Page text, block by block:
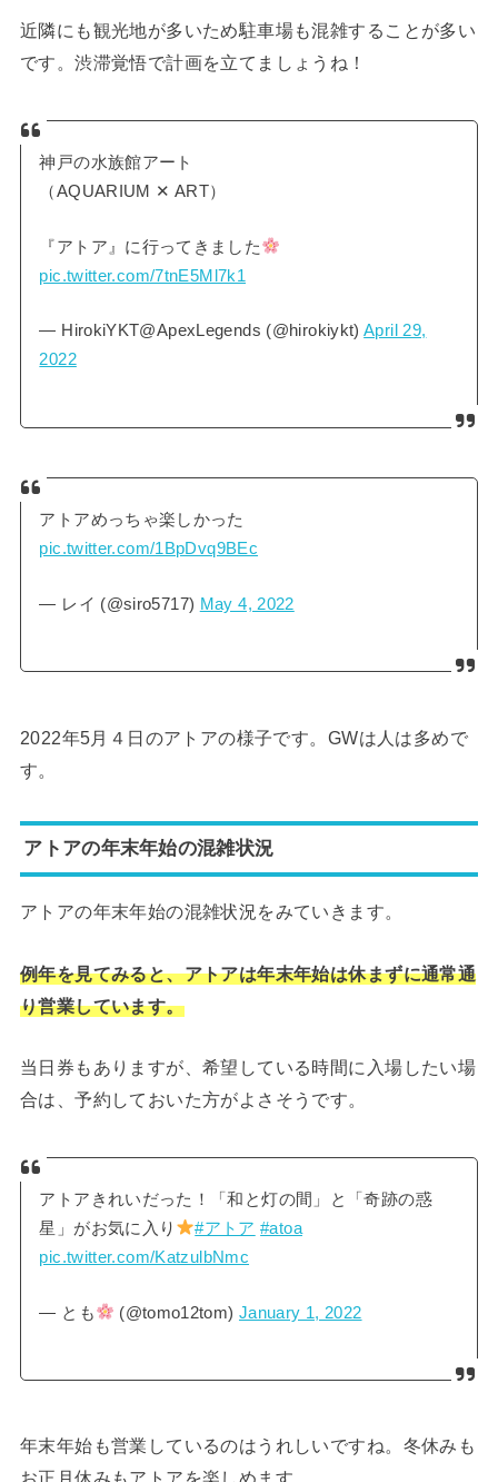
近隣にも観光地が多いため駐車場も混雑することが多い
です。渋滞覚悟で計画を立てましょうね！
神戸の水族館アート
（AQUARIUM ✕ ART）
『アトア』に行ってきました
pic.twitter.com/7tnE5Ml7k1
— HirokiYKT@ApexLegends (@hirokiykt)April 29,
2022
アトアめっちゃ楽しかった
pic.twitter.com/1BpDvq9BEc
— レイ (@siro5717) May 4, 2022
2022年5月４日のアトアの様子です。GWは人は多めで
す。
アトアの年末年始の混雑状況
アトアの年末年始の混雑状況をみていきます。
例年を見てみると、アトアは年末年始は休まずに通常通
り営業しています。
当日券もありますが、希望している時間に入場したい場
合は、予約しておいた方がよさそうです。
アトアきれいだった！「和と灯の間」と「奇跡の惑
星」がお気に入り
#アトア #atoa
pic.twitter.com/KatzulbNmc
— とも (@tomo12tom) January 1, 2022
年末年始も営業しているのはうれしいですね。冬休みも